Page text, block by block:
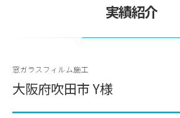
実績紹介
窓ガラスフィルム施工
大阪府吹田市 Y様